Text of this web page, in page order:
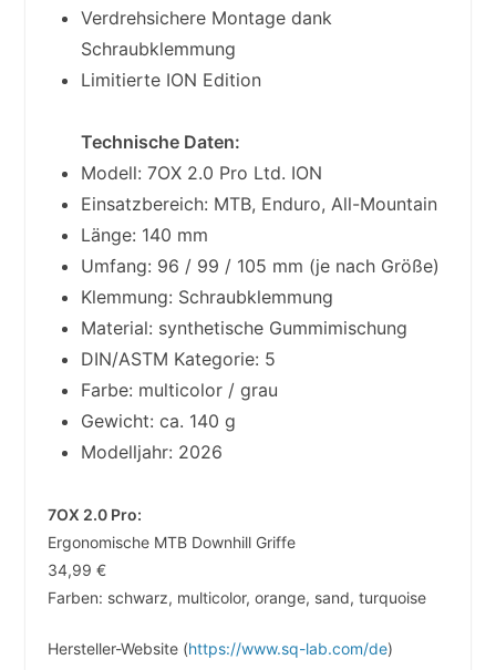
Verdrehsichere Montage dank
Schraubklemmung
Limitierte ION Edition
Technische Daten:
Modell: 7OX 2.0 Pro Ltd. ION
Einsatzbereich: MTB, Enduro, All-Mountain
Länge: 140 mm
Umfang: 96 / 99 / 105 mm (je nach Größe)
Klemmung: Schraubklemmung
Material: synthetische Gummimischung
DIN/ASTM Kategorie: 5
Farbe: multicolor / grau
Gewicht: ca. 140 g
Modelljahr: 2026
7OX 2.0 Pro:
Ergonomische MTB Downhill Griffe
34,99 €
Farben: schwarz, multicolor, orange, sand, turquoise
Hersteller-Website (https://www.sq-lab.com/de)